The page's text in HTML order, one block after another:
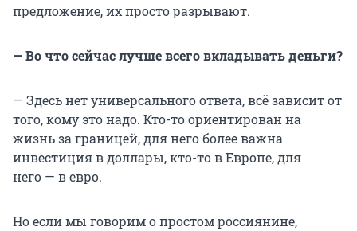
предложение, их просто разрывают.
— Во что сейчас лучше всего вкладывать деньги?
— Здесь нет универсального ответа, всё зависит от
того, кому это надо. Кто-то ориентирован на
жизнь за границей, для него более важна
инвестиция в доллары, кто-то в Европе, для
него — в евро.
Но если мы говорим о простом россиянине,